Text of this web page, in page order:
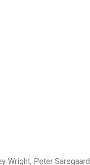
Wright, Peter Sarsgaard